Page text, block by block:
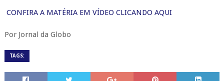
CONFIRA A MATÉRIA EM VÍDEO CLICANDO AQUI
Por Jornal da Globo
TAGS: